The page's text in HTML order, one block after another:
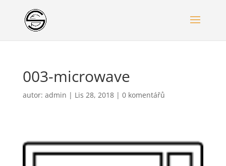
003-microwave
autor: admin | Lis 28, 2018| 0 komentářů